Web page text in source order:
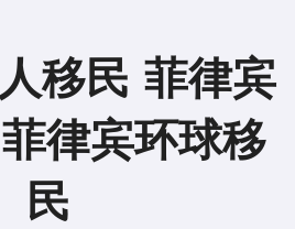
移民 菲律宾
律宾环球移
民